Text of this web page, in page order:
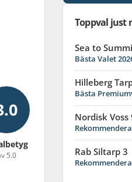
5.0
Toppval just
Sea to
Bästa Valet
Hilleberg
Bästa
Nordisk Voss
Rab Siltarp 3